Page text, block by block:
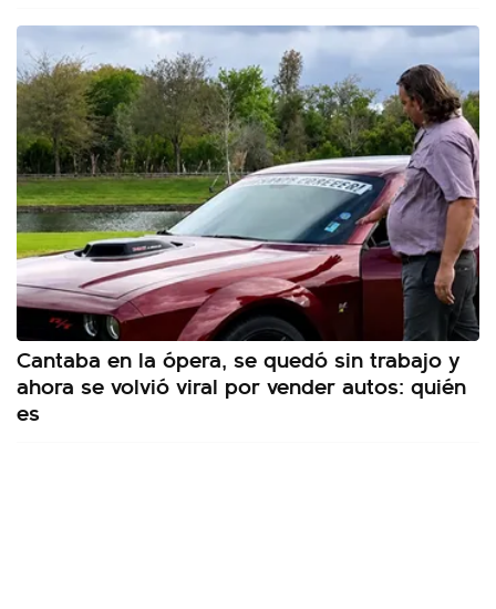
Cantaba en la ópera, se quedó sin trabajo y
ahora se volvió viral por vender autos: quién
es